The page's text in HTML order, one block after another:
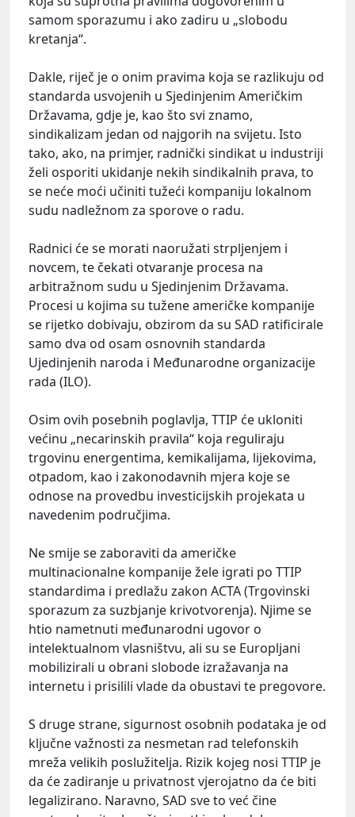
samom sporazumu i ako zadiru u „slobodu
kretanja“.
Dakle, riječ je o onim pravima koja se razlikuju od
standarda usvojenih u Sjedinjenim Američkim
Državama, gdje je, kao što svi znamo,
sindikalizam jedan od najgorih na svijetu. Isto
tako, ako, na primjer, radnički sindikat u industriji
želi osporiti ukidanje nekih sindikalnih prava, to
se neće moći učiniti tužeći kompaniju lokalnom
sudu nadležnom za sporove o radu.
Radnici će se morati naoružati strpljenjem i
novcem, te čekati otvaranje procesa na
arbitražnom sudu u Sjedinjenim Državama.
Procesi u kojima su tužene američke kompanije
se rijetko dobivaju, obzirom da su SAD ratificirale
samo dva od osam osnovnih standarda
Ujedinjenih naroda i Međunarodne organizacije
rada (ILO).
Osim ovih posebnih poglavlja, TTIP će ukloniti
većinu „necarinskih pravila“ koja reguliraju
trgovinu energentima, kemikalijama, lijekovima,
otpadom, kao i zakonodavnih mjera koje se
odnose na provedbu investicijskih projekata u
navedenim područjima.
Ne smije se zaboraviti da američke
multinacionalne kompanije žele igrati po TTIP
standardima i predlažu zakon ACTA (Trgovinski
sporazum za suzbjanje krivotvorenja). Njime se
htio nametnuti međunarodni ugovor o
intelektualnom vlasništvu, ali su se Europljani
mobilizirali u obrani slobode izražavanja na
internetu i prisilili vlade da obustavi te pregovore.
S druge strane, sigurnost osobnih podataka je od
ključne važnosti za nesmetan rad telefonskih
mreža velikih poslužitelja. Rizik kojeg nosi TTIP je
da će zadiranje u privatnost vjerojatno da će biti
legalizirano. Naravno, SAD sve to već čine